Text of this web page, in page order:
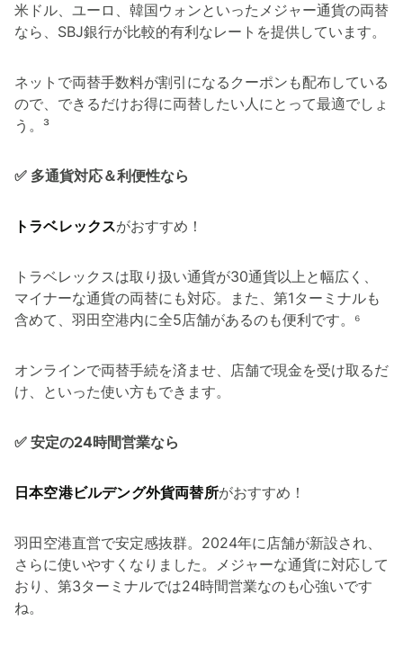
米ドル、ユーロ、韓国ウォンといったメジャー通貨の両替
なら、SBJ銀行が比較的有利なレートを提供しています。
ネットで両替手数料が割引になるクーポンも配布している
ので、できるだけお得に両替したい人にとって最適でしょ
う。³
✅ 多通貨対応＆利便性なら
トラベレックスがおすすめ！
トラベレックスは取り扱い通貨が30通貨以上と幅広く、
マイナーな通貨の両替にも対応。また、第1ターミナルも
含めて、羽田空港内に全5店舗があるのも便利です。⁶
オンラインで両替手続を済ませ、店舗で現金を受け取るだ
け、といった使い方もできます。
✅ 安定の24時間営業なら
日本空港ビルデング外貨両替所がおすすめ！
羽田空港直営で安定感抜群。2024年に店舗が新設され、
さらに使いやすくなりました。メジャーな通貨に対応して
おり、第3ターミナルでは24時間営業なのも心強いです
ね。